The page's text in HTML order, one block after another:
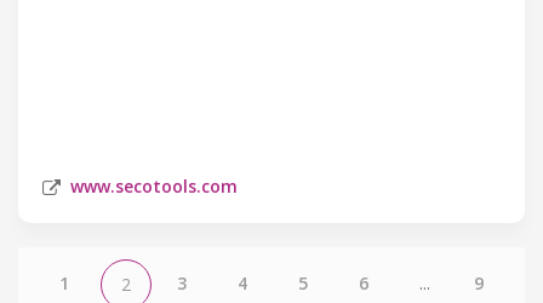
www.secotools.com
1 2 3 4 5 6 ... 9